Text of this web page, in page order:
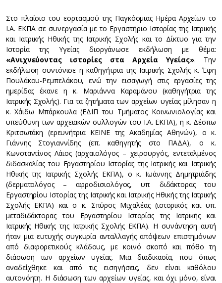
Στο πλαίσιο του εορτασμού της Παγκόσμιας Ημέρα Αρχείων το
Ι.Α. ΕΚΠΑ σε συνεργασία με το Εργαστήριο Ιστορίας της Ιατρικής
και Ιατρικής Ηθικής της Ιατρικής Σχολής και το Δίκτυο για την
Ιστορία της Υγείας διοργάνωσε εκδήλωση με θέμα:
«Ανιχνεύοντας ιστορίες στα Αρχεία Υγείας». Την
εκδήλωση συντόνισε η καθηγήτρια της Ιατρικής Σχολής κ. Έφη
Πουλάκου-Ρεμπελάκου, ενώ την εισαγωγή στις εργασίες της
ημερίδας έκανε η κ. Μαριάννα Καραμάνου (καθηγήτρια της
Ιατρικής Σχολής). Για τα ζητήματα των αρχείων υγείας μίλησαν η
κ. Χάιδω Μπάρκουλα (ΕΔΙΠ του Τμήματος Κοινωνιολογίας και
υπεύθυνη των αρχειακών συλλογών του Ι.Α. ΕΚΠΑ), η κ. Δέσπω
Κριτσωτάκη (ερευνήτρια ΚΕΙΝΕ της Ακαδημίας Αθηνών), ο κ.
Γιάννης Στογιαννίδης (επ. καθηγητής στο ΠΑΔΑ), ο κ.
Κωνσταντίνος Λάιος (αρχαιολόγος – χειρουργός, εντεταλμένος
διδασκαλίας του Εργαστηρίου Ιστορίας της Ιατρικής και Ιατρικής
Ηθικής της Ιατρικής Σχολής ΕΚΠΑ), ο κ. Ιωάννης Δημητριάδης
(δερματολόγος – αφροδισιολόγος, υπ. διδάκτορας του
Εργαστηρίου Ιστορίας της Ιατρικής και Ιατρικής Ηθικής της Ιατρικής
Σχολής ΕΚΠΑ) και ο κ. Σπύρος Μιχαλέας (ιστορικός και υπ.
μεταδιδάκτορας του Εργαστηρίου Ιστορίας της Ιατρικής και
Ιατρικής Ηθικής της Ιατρικής Σχολής ΕΚΠΑ). Η συνάντηση αυτή
ήταν μια ευτυχής συγκυρία ανταλλαγής απόψεων επιστημόνων
από διαφορετικούς κλάδους, με κοινό σκοπό και πόθο τη
διάσωση των αρχείων υγείας. Μια διαδικασία, που όπως
αναδείχθηκε και από τις εισηγήσεις, δεν είναι καθόλου
αυτονόητη. Η διάσωση των αρχείων υγείας, και όχι μόνο, είναι